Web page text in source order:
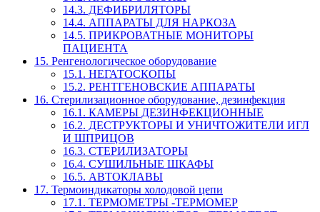
14.3. ДЕФИБРИЛЯТОРЫ
14.4. АППАРАТЫ ДЛЯ НАРКОЗА
14.5. ПРИКРОВАТНЫЕ МОНИТОРЫ
ПАЦИЕНТА
15. Ренгенологическое оборудование
15.1. НЕГАТОСКОПЫ
15.2. РЕНТГЕНОВСКИЕ АППАРАТЫ
16. Стерилизационное оборудование, дезинфекция
16.1. КАМЕРЫ ДЕЗИНФЕКЦИОННЫЕ
16.2. ДЕСТРУКТОРЫ И УНИЧТОЖИТЕЛИ ИГЛ
И ШПРИЦОВ
16.3. СТЕРИЛИЗАТОРЫ
16.4. СУШИЛЬНЫЕ ШКАФЫ
16.5. АВТОКЛАВЫ
17. Термоиндикаторы холодовой цепи
17.1. ТЕРМОМЕТРЫ -ТЕРМОМЕР